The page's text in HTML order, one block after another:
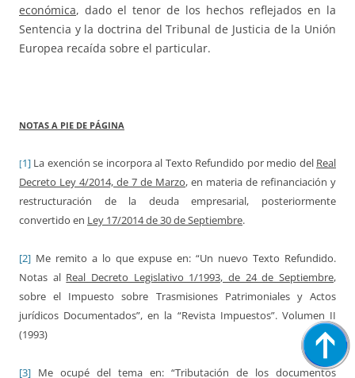
económica, dado el tenor de los hechos reflejados en la
Sentencia y la doctrina del Tribunal de Justicia de la Unión
Europea recaída sobre el particular.
NOTAS A PIE DE PÁGINA
[1] La exención se incorpora al Texto Refundido por medio del Real
Decreto Ley 4/2014, de 7 de Marzo, en materia de refinanciación y
restructuración de la deuda empresarial, posteriormente
convertido en Ley 17/2014 de 30 de Septiembre.
[2] Me remito a lo que expuse en: “Un nuevo Texto Refundido.
Notas al Real Decreto Legislativo 1/1993, de 24 de Septiembre,
sobre el Impuesto sobre Trasmisiones Patrimoniales y Actos
jurídicos Documentados”, en la “Revista Impuestos”. Volumen II
(1993)
[3] Me ocupé del tema en: “Tributación de los documentos